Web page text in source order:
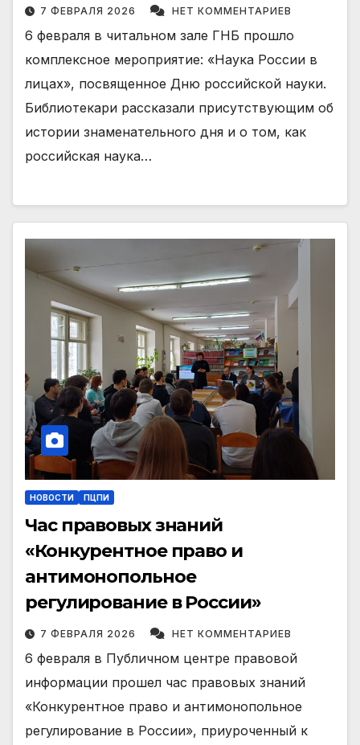
7 ФЕВРАЛЯ 2026 НЕТ КОММЕНТАРИЕВ
6 февраля в читальном зале ГНБ прошло
комплексное мероприятие: «Наука России в
лицах», посвященное Дню российской науки.
Библиотекари рассказали присутствующим об
истории знаменательного дня и о том, как
российская наука…
НОВОСТИ ПЦПИ
Час правовых знаний
«Конкурентное право и
антимонопольное
регулирование в России»
7 ФЕВРАЛЯ 2026 НЕТ КОММЕНТАРИЕВ
6 февраля в Публичном центре правовой
информации прошел час правовых знаний
«Конкурентное право и антимонопольное
регулирование в России», приуроченный к